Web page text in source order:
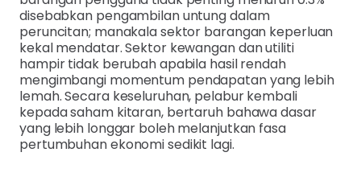
disebabkan pengambilan untung dalam
peruncitan; manakala sektor barangan keperluan
kekal mendatar. Sektor kewangan dan utiliti
hampir tidak berubah apabila hasil rendah
mengimbangi momentum pendapatan yang lebih
lemah. Secara keseluruhan, pelabur kembali
kepada saham kitaran, bertaruh bahawa dasar
yang lebih longgar boleh melanjutkan fasa
pertumbuhan ekonomi sedikit lagi.